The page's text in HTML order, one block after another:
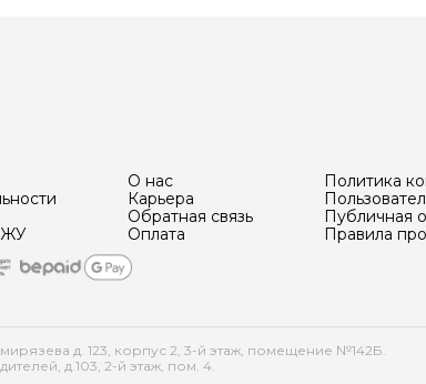
О нас
Карьера
Обратная связь
Оплата
Политика
Публичная
Правила
д. 123, корпус 2, 3-й этаж, помещение №142Б.
д.103, 2-й этаж, пом. 4.